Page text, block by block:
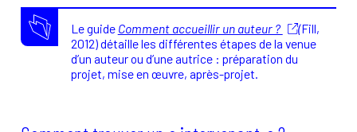
Le guide Comment accueillir un auteur ? (Fill,
2012) détaille les différentes étapes de la venue
d’un auteur ou d’une autrice : préparation du
projet, mise en œuvre, après-projet.